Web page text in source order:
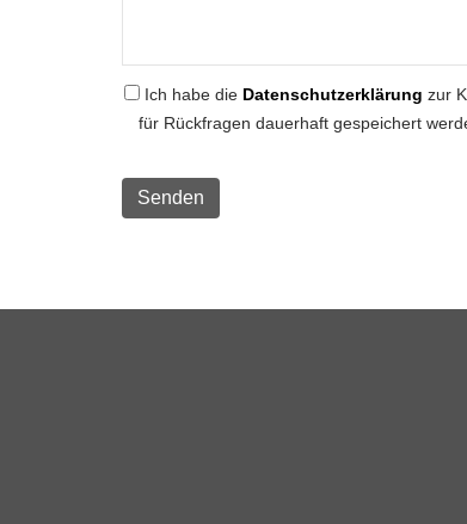
Ich habe die Datenschutzerklärung zur
für Rückfragen dauerhaft gespeichert